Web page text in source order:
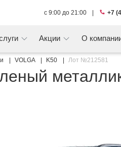
с 9:00 до 21:00 +7
Акции О
VOLGA K50 Лот №212581